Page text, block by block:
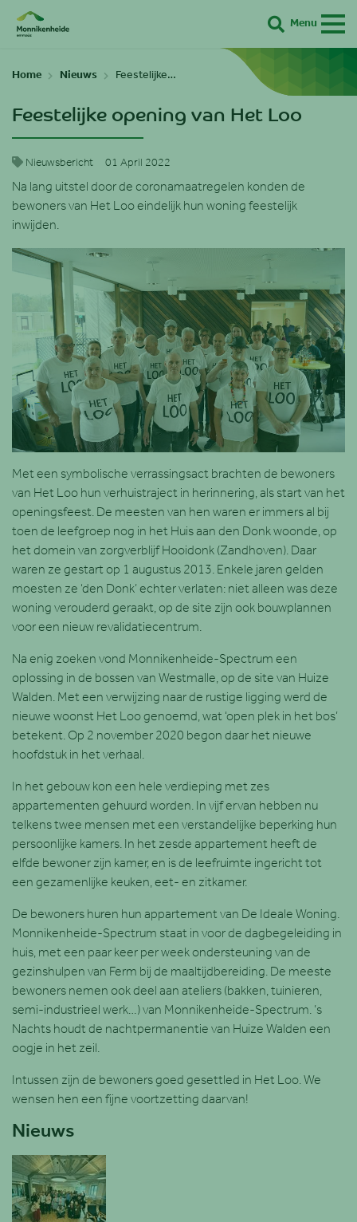
Zoeken
Menu
Home Nieuws Feestelijke…
Feestelijke opening van Het Loo
Nieuwsbericht 01 April 2022
Na lang uitstel door de coronamaatregelen konden de
bewoners van Het Loo eindelijk hun woning feestelijk
inwijden.
Met een symbolische verrassingsact brachten de bewoners
van Het Loo hun verhuistraject in herinnering, als start van het
openingsfeest. De meesten van hen waren er immers al bij
toen de leefgroep nog in het Huis aan den Donk woonde, op
het domein van zorgverblijf Hooidonk (Zandhoven). Daar
waren ze gestart op 1 augustus 2013. Enkele jaren gelden
moesten ze ‘den Donk’ echter verlaten: niet alleen was deze
woning verouderd geraakt, op de site zijn ook bouwplannen
voor een nieuw revalidatiecentrum.
Na enig zoeken vond Monnikenheide-Spectrum een
oplossing in de bossen van Westmalle, op de site van Huize
Walden. Met een verwijzing naar de rustige ligging werd de
nieuwe woonst Het Loo genoemd, wat ‘open plek in het bos’
betekent. Op 2 november 2020 begon daar het nieuwe
hoofdstuk in het verhaal.
In het gebouw kon een hele verdieping met zes
appartementen gehuurd worden. In vijf ervan hebben nu
telkens twee mensen met een verstandelijke beperking hun
persoonlijke kamers. In het zesde appartement heeft de
elfde bewoner zijn kamer, en is de leefruimte ingericht tot
een gezamenlijke keuken, eet- en zitkamer.
De bewoners huren hun appartement van De Ideale Woning.
Monnikenheide-Spectrum staat in voor de dagbegeleiding in
huis, met een paar keer per week ondersteuning van de
gezinshulpen van Ferm bij de maaltijdbereiding. De meeste
bewoners nemen ook deel aan ateliers (bakken, tuinieren,
semi-industrieel werk…) van Monnikenheide-Spectrum. ’s
Nachts houdt de nachtpermanentie van Huize Walden een
oogje in het zeil.
Intussen zijn de bewoners goed gesettled in Het Loo. We
wensen hen een fijne voortzetting daarvan!
Nieuws